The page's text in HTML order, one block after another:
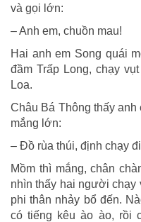
và gọi lớn:
– Anh em, chuồn mau!
Hai anh em Song quái
đầm Trấp Long, chạy
Loa.
Châu Bá Thông thấy
mắng lớn:
– Đồ rùa thúi, định chạy
Mồm thì mắng, chân
nhìn thấy hai người chạy
phi thân nhảy bổ đến.
có tiếng kêu ào ào, rồi